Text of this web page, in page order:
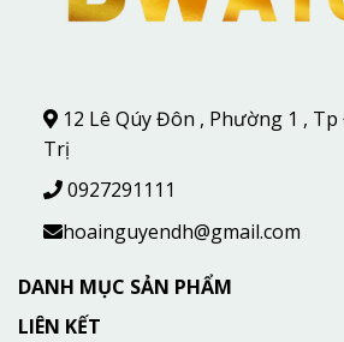
12 Lê Qúy Đôn , Phường 1 ,
Trị
0927291111
hoainguyendh@gmail.com
DANH MỤC SẢN PHẨM
LIÊN KẾT